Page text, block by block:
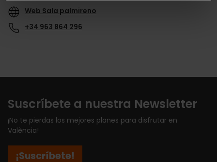
Web Sala palmireno
+34 963 864 296
Suscríbete a nuestra Newsletter
¡No te pierdas los mejores planes para disfrutar en
València!
¡Suscríbete!